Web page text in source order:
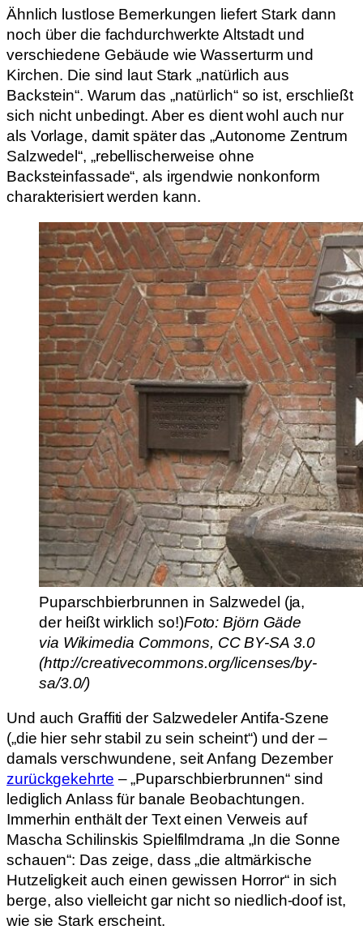
Ähnlich lustlose Bemerkungen liefert Stark dann
noch über die fachdurchwerkte Altstadt und
verschiedene Gebäude wie Wasserturm und
Kirchen. Die sind laut Stark „natürlich aus
Backstein“. Warum das „natürlich“ so ist, erschließt
sich nicht unbedingt. Aber es dient wohl auch nur
als Vorlage, damit später das „Autonome Zentrum
Salzwedel“, „rebellischerweise ohne
Backsteinfassade“, als irgendwie nonkonform
charakterisiert werden kann.
Puparschbierbrunnen in Salzwedel (ja,
der heißt wirklich so!)Foto: Björn Gäde
via Wikimedia Commons, CC BY-SA 3.0
(http://creativecommons.org/licenses/by-
sa/3.0/)
Und auch Graffiti der Salzwedeler Antifa-Szene
(„die hier sehr stabil zu sein scheint“) und der –
damals verschwundene, seit Anfang Dezember
zurückgekehrte – „Puparschbierbrunnen“ sind
lediglich Anlass für banale Beobachtungen.
Immerhin enthält der Text einen Verweis auf
Mascha Schilinskis Spielfilmdrama „In die Sonne
schauen“: Das zeige, dass „die altmärkische
Hutzeligkeit auch einen gewissen Horror“ in sich
berge, also vielleicht gar nicht so niedlich-doof ist,
wie sie Stark erscheint.